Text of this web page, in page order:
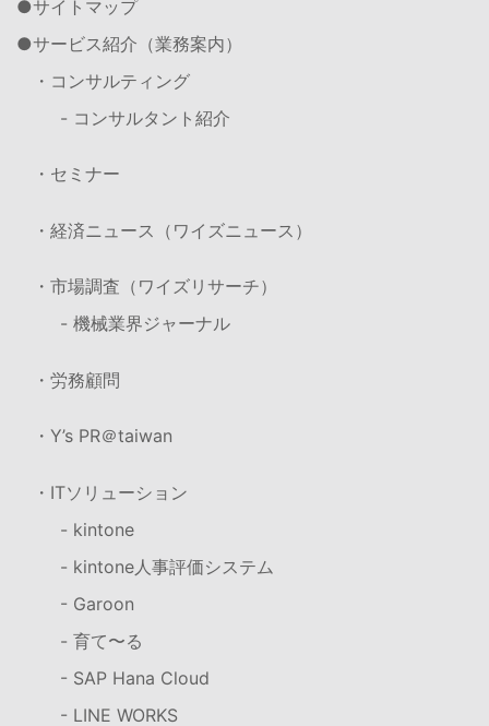
サイトマップ
サービス紹介（業務案内）
・コンサルティング
- コンサルタント紹介
・セミナー
・経済ニュース（ワイズニュース）
・市場調査（ワイズリサーチ）
- 機械業界ジャーナル
・労務顧問
・Y’s PR＠taiwan
・ITソリューション
- kintone
- kintone人事評価システム
- Garoon
- 育て〜る
- SAP Hana Cloud
- LINE WORKS